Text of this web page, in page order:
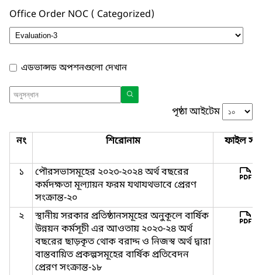
Office Order NOC ( Categorized)
এডভান্সড অপশনগুলো দেখান
পৃষ্ঠা আইটেম
নং শিরোনাম ফাইল
১
পৌরসভাসমূহের ২০২৩-২০২৪ অর্থ বছরের
কর্মদক্ষতা মূল্যায়ন ফরম যথাযথভাবে প্রেরণ
সংক্রান্ত-২০
২
স্থানীয় সরকার প্রতিষ্ঠানসমূহের অনুকূলে বার্ষিক
উন্নয়ন কর্মসূচী এর আওতায় ২০২৩-২৪ অর্থ
বছরের ছাড়কৃত থোক বরাদ্দ ও নিজস্ব অর্থ দ্বারা
বাস্তবায়িত প্রকল্পসমূহের বার্ষিক প্রতিবেদন
প্রেরণ সংক্রান্ত-১৮